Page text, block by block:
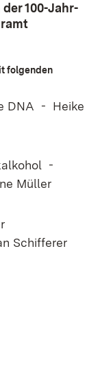
100-Jahr-
folgenden
DNA - Heike
-
Müller
Schifferer